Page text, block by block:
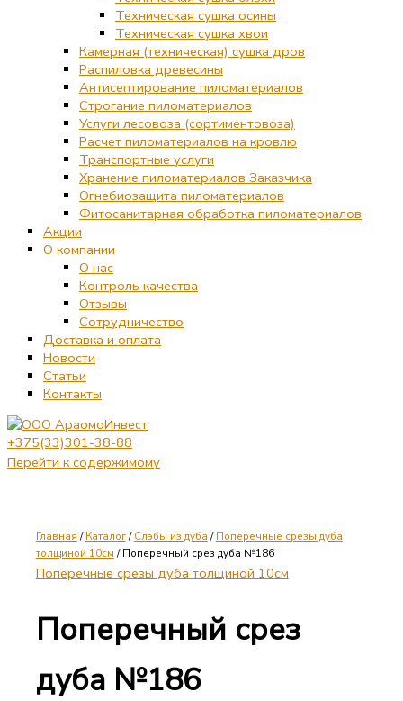
Техническая сушка осины
Техническая сушка хвои
Камерная (техническая) сушка дров
Распиловка древесины
Антисептирование пиломатериалов
Строгание пиломатериалов
Услуги лесовоза (сортиментовоза)
Расчет пиломатериалов на кровлю
Транспортные услуги
Хранение пиломатериалов Заказчика
Огнебиозащита пиломатериалов
Фитосанитарная обработка пиломатериалов
Акции
О компании
О нас
Контроль качества
Отзывы
Сотрудничество
Доставка и оплата
Новости
Статьи
Контакты
+375(33)301-38-88
Перейти к содержимому
Главная /Каталог/Слэбы из дуба /Поперечные срезы дуба
толщиной 10см / Поперечный срез дуба №186
Поперечные срезы дуба толщиной 10см
Поперечный срез
дуба №186